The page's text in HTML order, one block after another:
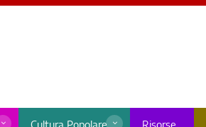
Cultura Popolare Risorse